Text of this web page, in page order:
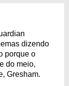
dizendo
porque o
do meio,
Gresham.